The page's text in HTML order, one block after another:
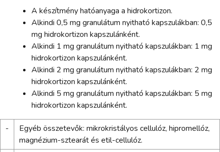
A készítmény hatóanyaga a hidrokortizon.
Alkindi 0,5 mg granulátum nyitható kapszulákban: 0,5
mg hidrokortizon kapszulánként.
Alkindi 1 mg granulátum nyitható kapszulákban: 1 mg
hidrokortizon kapszulánként.
Alkindi 2 mg granulátum nyitható kapszulákban: 2 mg
hidrokortizon kapszulánként.
Alkindi 5 mg granulátum nyitható kapszulákban: 5 mg
hidrokortizon kapszulánként.
-
Egyéb összetevők: mikrokristályos cellulóz, hipromellóz,
magnézium-sztearát és etil-cellulóz.